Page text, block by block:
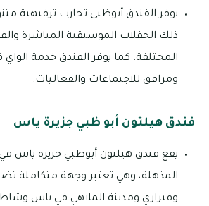
يوفر الفندق أبوظبي تجارب ترفيهية
ذلك الحفلات الموسيقية المباشرة
المختلفة. كما يوفر الفندق خدمة الواي
ومرافق للاجتماعات والفعاليات.
فندق هيلتون أبو ظبي جزيرة ياس
يقع فندق هيلتون أبوظبي جزيرة ياس
المذهلة، وهي تعتبر وجهة متكاملة
وفيراري ومدينة الملاهي في ياس